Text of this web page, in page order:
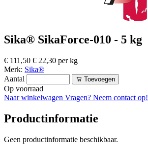
Sika® SikaForce-010 - 5 kg
€ 111,50 € 22,30 per kg
Merk: Sika®
Aantal
Toevoegen
Op voorraad
Naar winkelwagen Vragen? Neem contact op!
Productinformatie
Geen productinformatie beschikbaar.